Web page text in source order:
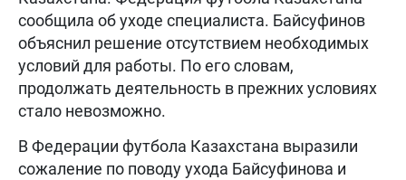
сообщила об уходе специалиста. Байсуфинов
объяснил решение отсутствием необходимых
условий для работы. По его словам,
продолжать деятельность в прежних условиях
стало невозможно.
В Федерации футбола Казахстана выразили
сожаление по поводу ухода Байсуфинова и